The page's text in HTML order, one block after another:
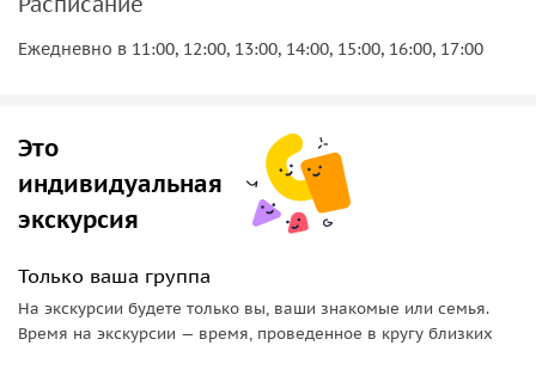
Ежедневно в 11:00, 12:00, 13:00, 14:00, 15:00, 16:00, 17:00
Это
индивидуальная
экскурсия
Только ваша группа
На экскурсии будете только вы, ваши знакомые или семья.
Время на экскурсии — время, проведенное в кругу близких